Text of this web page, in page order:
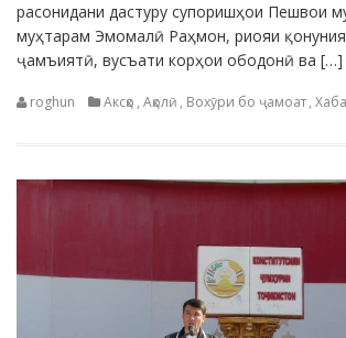
расонидани дастуру супоришҳои Пешвои
муҳтарам Эмомалӣ Раҳмон, риояи
ҷамъиятӣ, вусъати корҳои ободонӣ ва […]
roghun Аксҳо , Аҳолӣ , Вохӯри бо ҷамоат,